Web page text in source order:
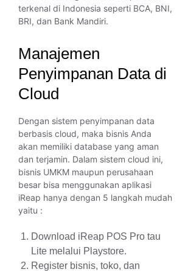
terkenal di Indonesia seperti BCA, BNI,
BRI, dan Bank Mandiri.
Manajemen
Penyimpanan Data di
Cloud
Dengan sistem penyimpanan data
berbasis cloud, maka bisnis Anda
akan memiliki database yang aman
dan terjamin. Dalam sistem cloud ini,
bisnis UMKM maupun perusahaan
besar bisa menggunakan aplikasi
iReap hanya dengan 5 langkah mudah
yaitu :
Download iReap POS Pro tau
Lite melalui Playstore.
Register bisnis, toko, dan